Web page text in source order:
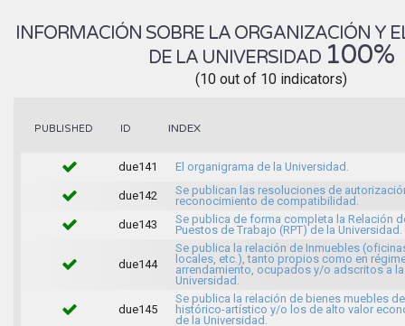
INFORMACIÓN SOBRE LA ORGANIZACIÓN Y
DE LA UNIVERSIDAD 100%
(10 out of 10 indicators)
PUBLISHED ID INDEX
due141 El organigrama de la Universidad.
due142
Se publican las resoluciones de
reconocimiento de compatibilidad.
due143
Se publica de forma completa la Relación
Puestos de Trabajo (RPT) de la Universidad.
due144
Se publica la relación de Inmuebles
locales, etc.), tanto propios como en
arrendamiento, ocupados y/o adscritos a la
Universidad.
due145
Se publica la relación de bienes muebles
histórico-artístico y/o los de alto valor
de la Universidad.